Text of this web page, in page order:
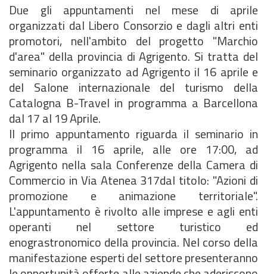
Due gli appuntamenti nel mese di aprile
organizzati dal Libero Consorzio e dagli altri enti
promotori, nell'ambito del progetto "Marchio
d'area" della provincia di Agrigento. Si tratta del
seminario organizzato ad Agrigento il 16 aprile e
del Salone internazionale del turismo della
Catalogna B-Travel in programma a Barcellona
dal 17 al 19 Aprile.
Il primo appuntamento riguarda il seminario in
programma il 16 aprile, alle ore 17:00, ad
Agrigento nella sala Conferenze della Camera di
Commercio in Via Atenea 317dal titolo: "Azioni di
promozione e animazione territoriale".
L'appuntamento è rivolto alle imprese e agli enti
operanti nel settore turistico ed
enograstronomico della provincia. Nel corso della
manifestazione esperti del settore presenteranno